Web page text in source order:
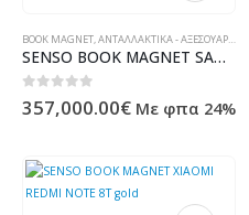
BOOK MAGNET ΑΝΤΑΛΛΑΚΤΙΚΆ - ΑΞΕΣΟΥΆΡ ΥΠΟΛΟΓΙΣΤΏΝ - ΗΛΕΚΤΡΟΝΙΚΆ
SENSO BOOK MAGNET SAMSUNG A70s black
0 out of 5
357,000.00€ Με φπα 24%